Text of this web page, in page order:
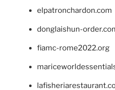
elpatronchardon.com
donglaishun-
fiamc-rome2022.org